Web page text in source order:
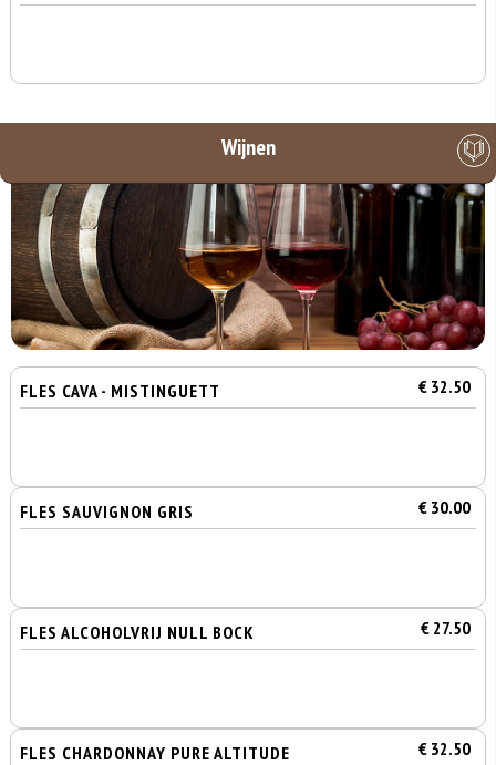
Wijnen
FLES CAVA - MISTINGUETT € 32.50
FLES SAUVIGNON GRIS € 30.00
FLES ALCOHOLVRIJ NULL BOCK € 27.50
FLES CHARDONNAY PURE ALTITUDE € 32.50